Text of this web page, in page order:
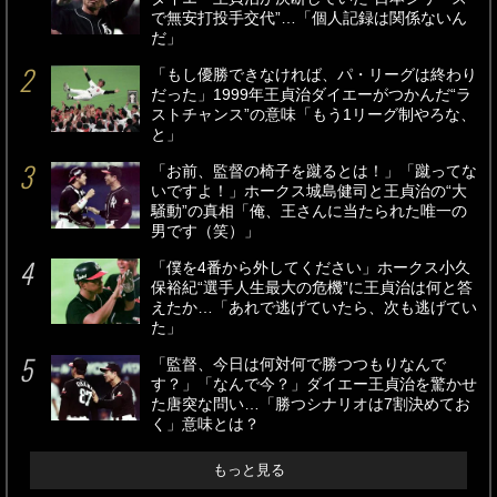
で無安打投手交代”…「個人記録は関係ないん
だ」
「もし優勝できなければ、パ・リーグは終わり
だった」1999年王貞治ダイエーがつかんだ“ラ
ストチャンス”の意味「もう1リーグ制やろな、
と」
「お前、監督の椅子を蹴るとは！」「蹴ってな
いですよ！」ホークス城島健司と王貞治の“大
騒動”の真相「俺、王さんに当たられた唯一の
男です（笑）」
「僕を4番から外してください」ホークス小久
保裕紀“選手人生最大の危機”に王貞治は何と答
えたか…「あれで逃げていたら、次も逃げてい
た」
「監督、今日は何対何で勝つつもりなんで
す？」「なんで今？」ダイエー王貞治を驚かせ
た唐突な問い…「勝つシナリオは7割決めてお
く」意味とは？
もっと見る